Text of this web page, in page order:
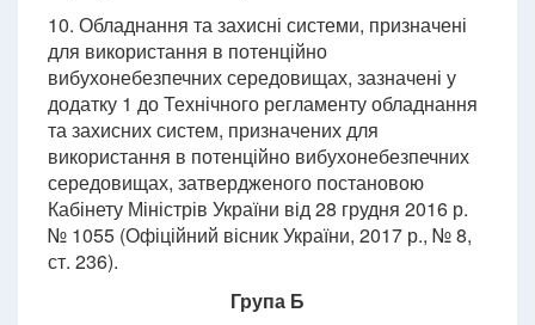
10. Обладнання та захисні системи, призначені
для використання в потенційно
вибухонебезпечних середовищах, зазначені у
додатку 1 до Технічного регламенту обладнання
та захисних систем, призначених для
використання в потенційно вибухонебезпечних
середовищах, затвердженого постановою
Кабінету Міністрів України від 28 грудня 2016 р.
№ 1055 (Офіційний вісник України, 2017 р., № 8,
ст. 236).
Група Б